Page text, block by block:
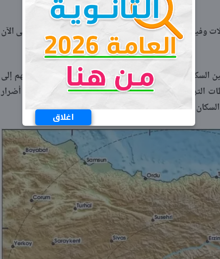
اغلاق
أو إصابات بعد وقوع الزلزال، لكنه لم ترد أنباء حتى الآن
السكان، حيث هرع العديد من الناس من منازلهم ومكاتبهم إلى
التركية أنها ما زالت تتابع الوضع للتأكد من عدم وجود أضرار
منها.